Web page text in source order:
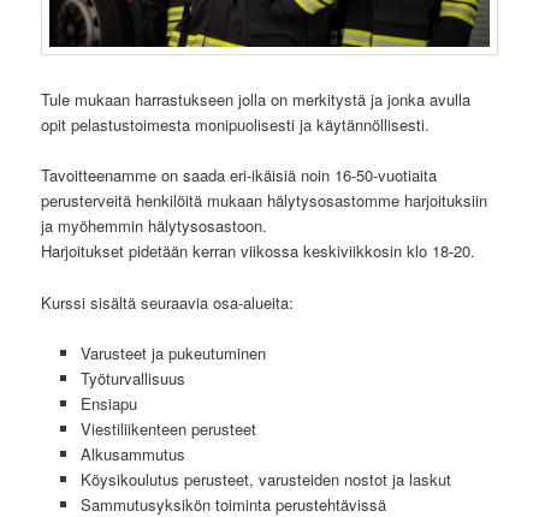
Tule mukaan harrastukseen jolla on merkitystä ja jonka avulla
opit pelastustoimesta monipuolisesti ja käytännöllisesti.
Tavoitteenamme on saada eri-ikäisiä noin 16-50-vuotiaita
perusterveitä henkilöitä mukaan hälytysosastomme harjoituksiin
ja myöhemmin hälytysosastoon.
Harjoitukset pidetään kerran viikossa keskiviikkosin klo 18-20.
Kurssi sisältä seuraavia osa-alueita:
Varusteet ja pukeutuminen
Työturvallisuus
Ensiapu
Viestiliikenteen perusteet
Alkusammutus
Köysikoulutus perusteet, varusteiden nostot ja laskut
Sammutusyksikön toiminta perustehtävissä